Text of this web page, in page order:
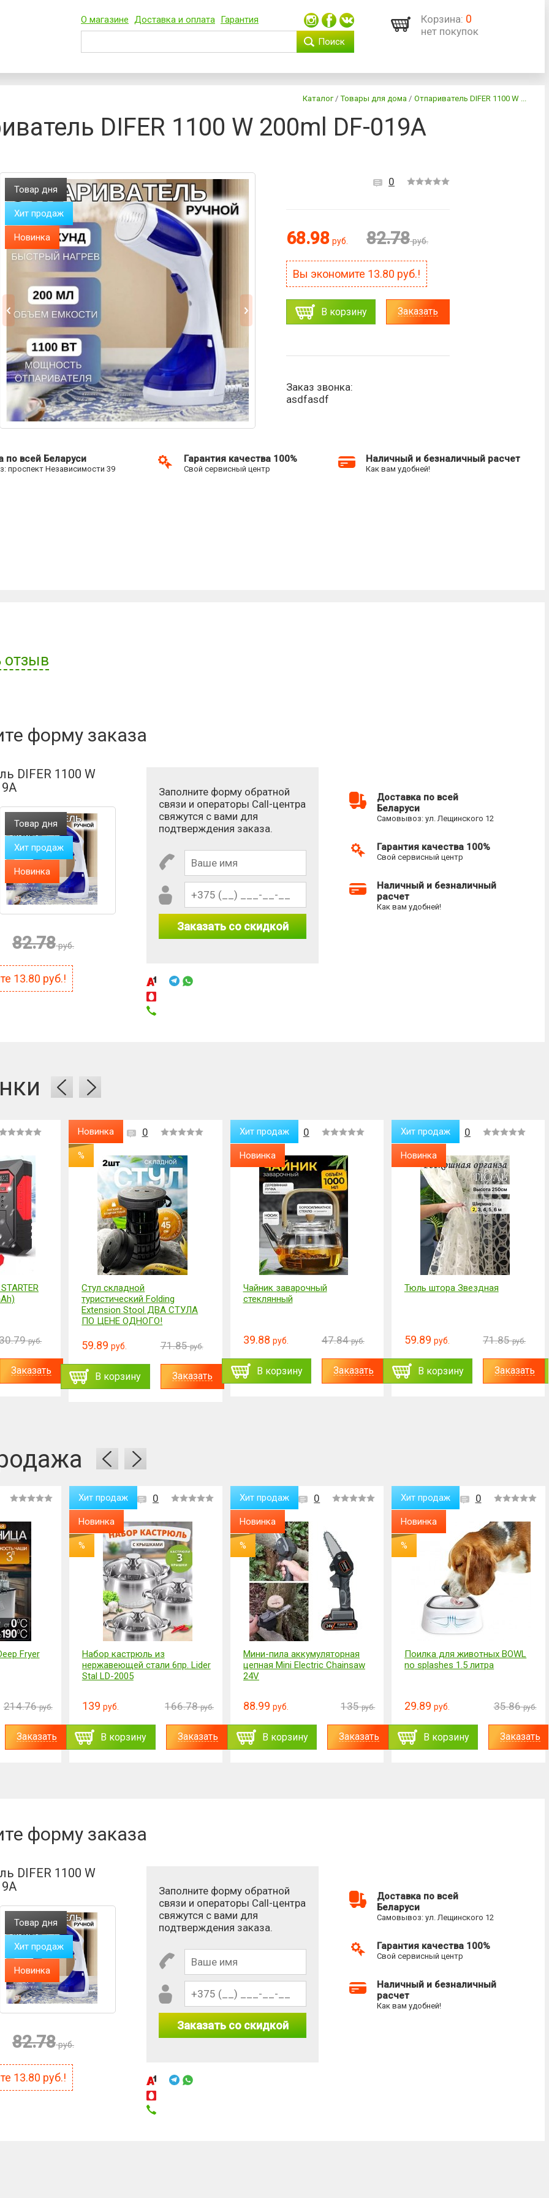
О магазине Доставка и оплата Гарантия
Поиск
Корзина: 0
нет покупок
Каталог / Товары для дома / Отпариватель DIFER 1100 W ...
DIFER 1100 W 200ml DF-019A
Товар дня
Хит продаж
Новинка
0
68.98 руб. 82.78 руб.
Вы экономите 13.80 руб.!
В корзину Заказать
Заказ звонка:
asdfasdf
по всей Беларуси
проспект Независимости 39
Гарантия качества 100%
Свой сервисный центр
Наличный и безналичный расчет
Как вам удобней!
отзыв
1 × 5?
форму заказа
DIFER 1100 W
Товар дня
Хит продаж
Новинка
82.78 руб.
13.80 руб.!
Заполните форму обратной
связи и операторы Call-центра
свяжутся с вами для
подтверждения заказа.
Заказать со скидкой
Доставка по всей
Беларуси
Самовывоз: ул. Лещинского 12
Гарантия качества 100%
Свой сервисный центр
Наличный и безналичный
расчет
Как вам удобней!
руб.
Заказать
0
Новинка
%
Стул складной
туристический Folding
Extension Stool ДВА СТУЛА
ПО ЦЕНЕ ОДНОГО!
59.89руб. 71.85 руб.
В корзину Заказать
0
Хит продаж
Новинка
Чайник заварочный
стеклянный
39.88 руб. 47.84 руб.
В корзину Заказать
0
Хит продаж
Новинка
Тюль штора Звездная
59.89 руб. 71.85 руб.
В корзину Заказать
Fryer
214.76 руб.
Заказать
0
Хит продаж
Новинка
%
Набор кастрюль из
нержавеющей стали 6пр. Lider
Stal LD-2005
139 руб. 166.78 руб.
В корзину Заказать
0
Хит продаж
Новинка
%
Мини-пила аккумуляторная
цепная Mini Electric Chainsaw
24V
88.99 руб. 135 руб.
В корзину Заказать
0
Хит продаж
Новинка
%
Поилка для животных BOWL
no splashes 1.5 литра
29.89руб. 35.86 руб.
В корзину Заказать
форму заказа
DIFER 1100 W
Товар дня
Хит продаж
Новинка
82.78 руб.
13.80 руб.!
Заполните форму обратной
связи и операторы Call-центра
свяжутся с вами для
подтверждения заказа.
Заказать со скидкой
Доставка по всей
Беларуси
Самовывоз: ул. Лещинского 12
Гарантия качества 100%
Свой сервисный центр
Наличный и безналичный
расчет
Как вам удобней!